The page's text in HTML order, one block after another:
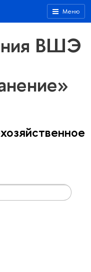
Меню
ВШЭ